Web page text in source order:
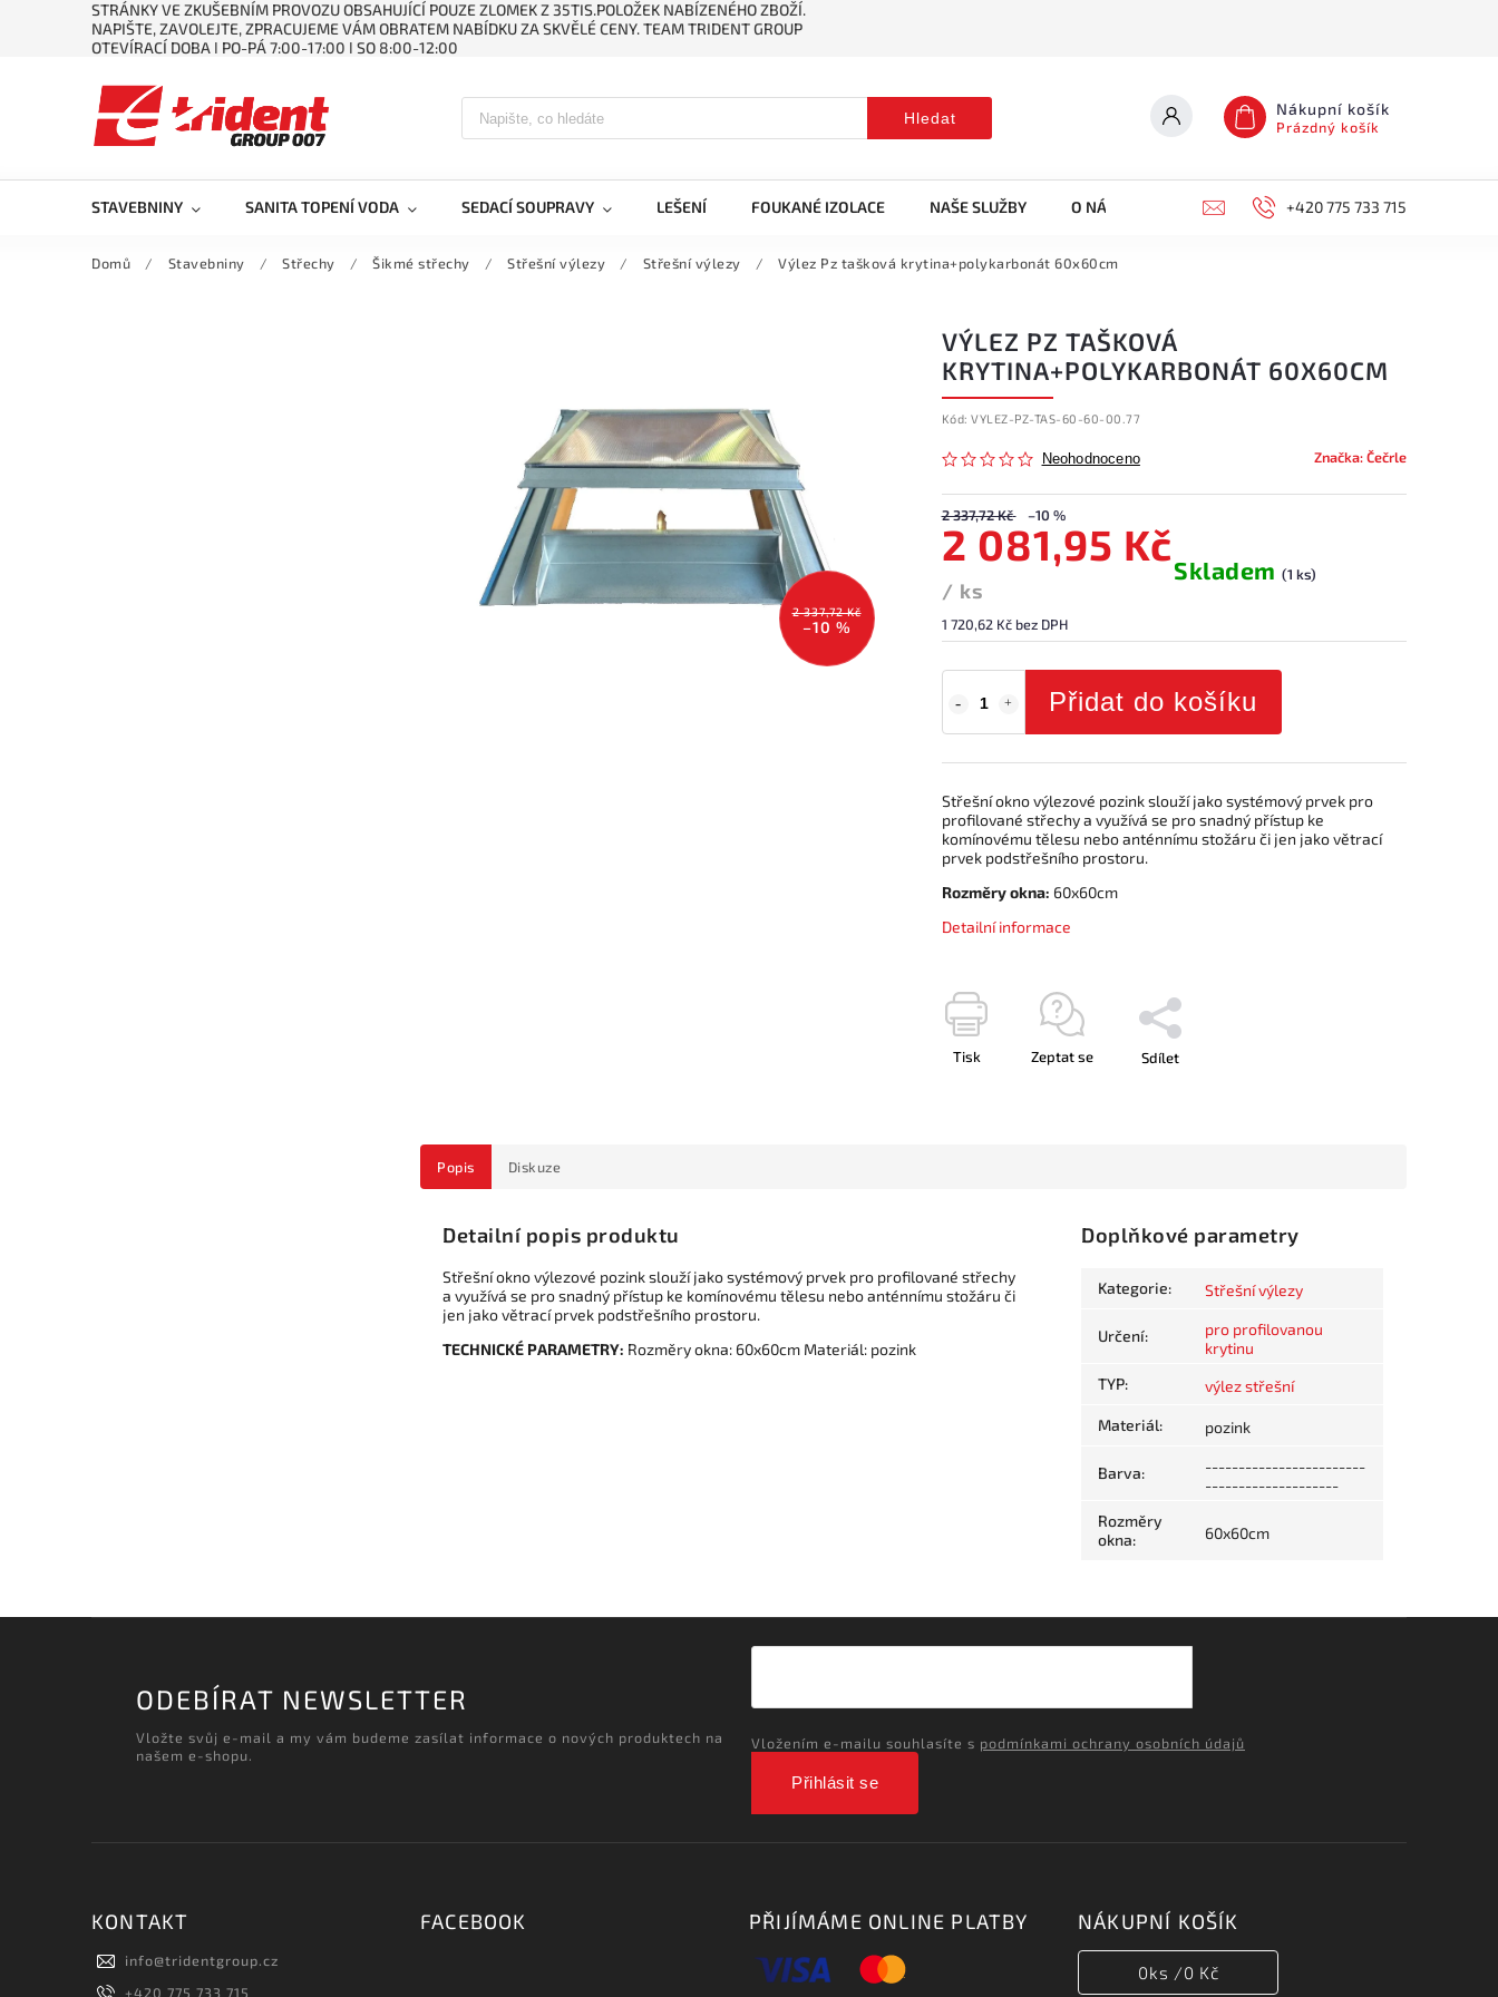
STRÁNKY VE ZKUŠEBNÍM PROVOZU OBSAHUJÍCÍ POUZE ZLOMEK Z 35TIS.POLOŽEK NABÍZENÉHO ZBOŽÍ.
NAPIŠTE, ZAVOLEJTE, ZPRACUJEME VÁM OBRATEM NABÍDKU ZA SKVĚLÉ CENY. TEAM TRIDENT GROUP
OTEVÍRACÍ DOBA ǀ PO-PÁ 7:00-17:00 ǀ SO 8:00-12:00
Hledat Nákupní košík
Prázdný košík
STAVEBNINY SANITA TOPENÍ VODA SEDACÍ SOUPRAVY LEŠENÍ FOUKANÉ IZOLACE NAŠE SLUŽBY O NÁS KONTAKTY +420 775 733 715
Domů / Stavebniny / Střechy / Šikmé střechy / Střešní výlezy / Střešní výlezy / Výlez Pz tašková krytina+polykarbonát 60x60cm
2 337,72 Kč
–10 %
VÝLEZ PZ TAŠKOVÁ
KRYTINA+POLYKARBONÁT 60X60CM
Kód: VYLEZ-PZ-TAS-60-60-00.77
Neohodnoceno Značka:Čečrle
2 337,72 Kč –10 %
2 081,95 Kč
/ ks
1 720,62 Kč bez DPH
Skladem(1 ks)
Přidat do košíku
Střešní okno výlezové pozink slouží jako systémový prvek pro
profilované střechy a využívá se pro snadný přístup ke
komínovému tělesu nebo anténnímu stožáru či jen jako větrací
prvek podstřešního prostoru.
Rozměry okna: 60x60cm
Detailní informace
Tisk Zeptat se Sdílet
Popis Diskuze
Detailní popis produktu
Střešní okno výlezové pozink slouží jako systémový prvek pro profilované střechy
a využívá se pro snadný přístup ke komínovému tělesu nebo anténnímu stožáru či
jen jako větrací prvek podstřešního prostoru.
TECHNICKÉ PARAMETRY: Rozměry okna: 60x60cm Materiál: pozink
Doplňkové parametry
Kategorie: Střešní výlezy
Určení:
pro profilovanou
krytinu
TYP: výlez střešní
Materiál: pozink
Barva:
------------------------
--------------------
Rozměry
okna: 60x60cm
ODEBÍRAT NEWSLETTER
Vložte svůj e-mail a my vám budeme zasílat informace o nových produktech na
našem e-shopu.
Vložením e-mailu souhlasíte s podmínkami ochrany osobních údajů
Přihlásit se
KONTAKT
info@tridentgroup.cz
+420 775 733 715
FACEBOOK PŘIJÍMÁME ONLINE PLATBY NÁKUPNÍ KOŠÍK
0ks /0 Kč